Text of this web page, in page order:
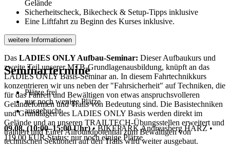
Gelände
Sicherheitscheck, Bikecheck & Setup-Tipps inklusive
Eine Liftfahrt zu Beginn des Kurses inklusive.
weitere Informationen
Das LADIES ONLY Aufbau-Seminar: Dieser Aufbaukurs und
zweite Teil unserer MTB-Grundlagenausbildung, knüpft an das
LADIES ONLY Basis-Seminar an. In diesem Fahrtechnikkurs
konzentrieren wir uns neben der "Fahrsicherheit" auf Techniken, die
für das Fahren und Bewältigen von etwas anspruchsvolleren
Geländeformen und Trails von Bedeutung sind. Die Basistechniken
und Grundlagen des LADIES ONLY Basis werden direkt im
Gelände und an unseren TRAILTECH-Übungsstellen erweitert und
trainiert und Eurer Allroundpotential zum Bewältigen von
technischen Sektionen auf den Trails wird weiter ausgebaut.
Seminartermine
Plätze frei
nur noch wenige Plätze
ausgebucht
09.08. (10:00–15:00 Uhr)• BIKEPARK Andreasberg HARZ•
119,00 EURStatus: nur noch einige Plätze.